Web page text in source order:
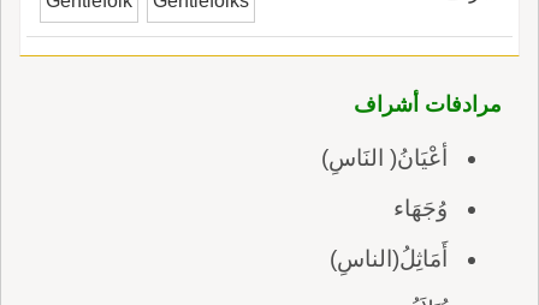
مرادفات أشراف
أعْيَانُ( النَاسِ)
وُجَهَاء
أَمَاثِلُ(الناسِ)